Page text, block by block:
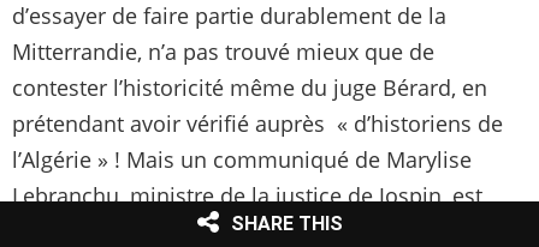
d’essayer de faire partie durablement de la
Mitterrandie, n’a pas trouvé mieux que de
contester l’historicité même du juge Bérard, en
prétendant avoir vérifié auprès « d’historiens de
l’Algérie » ! Mais un communiqué de Marylise
Lebranchu, ministre de la justice de Jospin, est
venu confirmer l’existence de Bérard en précisant
SHARE THIS